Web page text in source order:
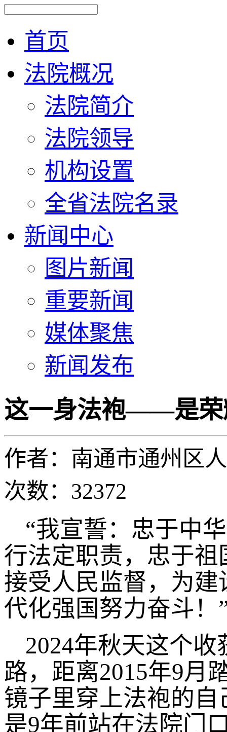
首页
法院概况
法院简介
法院领导
机构设置
全省法院名录
新闻中心
图片新闻
重要新闻
媒体聚焦
新闻发布
这一身法袍——是荣
作者：南通市通州区
次数：32372
“我宣誓：忠于中
行法定职责，忠于
接受人民监督，为
代化强国努力奋斗！
2024年秋天这个
路，距离2015年9月
镜子里穿上法袍的
是9年前站在法院门